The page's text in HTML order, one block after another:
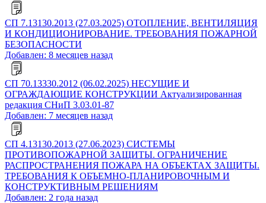
СП 7.13130.2013 (27.03.2025) ОТОПЛЕНИЕ, ВЕНТИЛЯЦИЯ
И КОНДИЦИОНИРОВАНИЕ. ТРЕБОВАНИЯ ПОЖАРНОЙ
БЕЗОПАСНОСТИ
Добавлен: 8 месяцев назад
СП 70.13330.2012 (06.02.2025) НЕСУЩИЕ И
ОГРАЖДАЮЩИЕ КОНСТРУКЦИИ Актуализированная
редакция СНиП 3.03.01-87
Добавлен: 7 месяцев назад
СП 4.13130.2013 (27.06.2023) СИСТЕМЫ
ПРОТИВОПОЖАРНОЙ ЗАЩИТЫ. ОГРАНИЧЕНИЕ
РАСПРОСТРАНЕНИЯ ПОЖАРА НА ОБЪЕКТАХ ЗАЩИТЫ.
ТРЕБОВАНИЯ К ОБЪЕМНО-ПЛАНИРОВОЧНЫМ И
КОНСТРУКТИВНЫМ РЕШЕНИЯМ
Добавлен: 2 года назад